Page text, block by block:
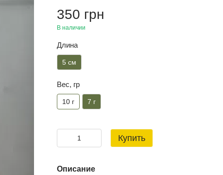
350 грн
В наличии
Длина
5 см
Вес, гр
10 г 7 г
Купить
Описание